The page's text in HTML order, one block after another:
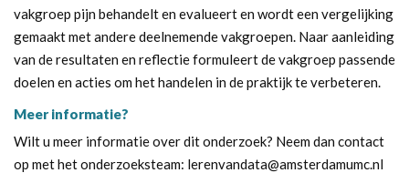
vakgroep pijn behandelt en evalueert en wordt een vergelijking
gemaakt met andere deelnemende vakgroepen. Naar aanleiding
van de resultaten en reflectie formuleert de vakgroep passende
doelen en acties om het handelen in de praktijk te verbeteren.
Meer informatie?
Wilt u meer informatie over dit onderzoek? Neem dan contact
op met het onderzoeksteam: lerenvandata@amsterdamumc.nl